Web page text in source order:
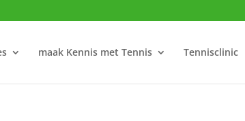
maak Kennis met Tennis Tennisclinic